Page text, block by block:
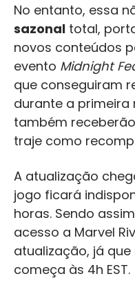
No entanto, essa
sazonal total,
novos conteúdos
evento Midnight
que conseguiram
durante a
também
traje como
A atualização
jogo ficará
horas. Sendo
acesso a Marvel
atualização, já
começa às 4h EST.